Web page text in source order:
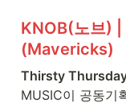
KNOB(노브)
(Mavericks)
Thirsty
MUSIC이 공동기